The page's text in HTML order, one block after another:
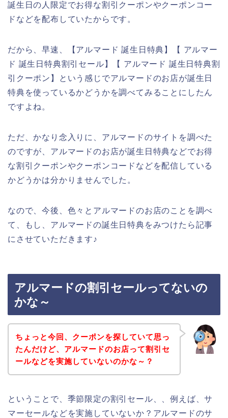
誕生日の人限定でお得な割引クーポンやクーポンコー
ドなどを配布していたからです。
だから、早速、【アルマード 誕生日特典】【 アルマー
ド 誕生日特典割引セール】【 アルマード 誕生日特典割
引クーポン】という感じでアルマードのお店が誕生日
特典を使っているかどうかを調べてみることにしたん
ですよね。
ただ、かなり念入りに、アルマードのサイトを調べた
のですが、アルマードのお店が誕生日特典などでお得
な割引クーポンやクーポンコードなどを配信している
かどうかは分かりませんでした。
なので、今後、色々とアルマードのお店のことを調べ
て、もし、アルマードの誕生日特典をみつけたら記事
にさせていただきます♪
アルマードの割引セールってないの
かな～
ちょっと今回、クーポンを探していて思っ
たんだけど、アルマードのお店って割引セ
ールなどを実施していないのかな～？
ということで、季節限定の割引セール、、例えば、サ
マーセールなどを実施していないか？アルマードのサ